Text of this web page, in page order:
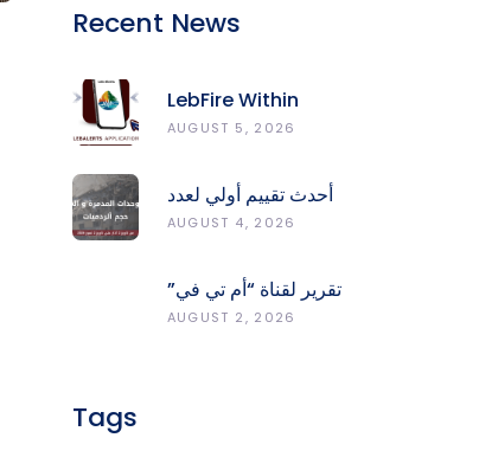
Recent News
LebFire Within
LebAlerts: Report
Protect Forests
AUGUST 5, 2026
أحدث تقييم أولي لعدد
الوحدات المدمّرة
الردميات على مستوى
الأقضية
AUGUST 4, 2026
تقرير لقناة “أم تي في”
حول انعكاسات
AUGUST 2, 2026
Tags